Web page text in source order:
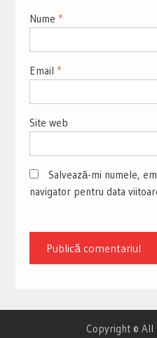
Nume *
Email *
Site web
Salvează-mi numele,
navigator pentru data
Copyright ©